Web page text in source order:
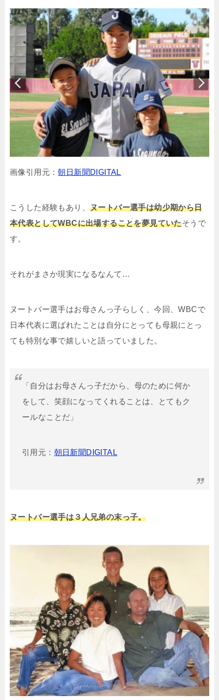
画像引用元：朝日新聞DIGITAL
こうした経験もあり、 ヌートバー選手は幼少期から日
本代表としてWBCに出場することを夢見ていたそうで
す。
それがまさか現実になるなんて…
ヌートバー選手はお母さんっ子らしく、今回、WBCで
日本代表に選ばれたことは自分にとっても母親にとっ
ても特別な事で嬉しいと語っていました。
「自分はお母さんっ子だから、母のために何か
をして、笑顔になってくれることは、とてもク
ールなことだ」
引用元： 朝日新聞DIGITAL
ヌートバー選手は３人兄弟の末っ子。